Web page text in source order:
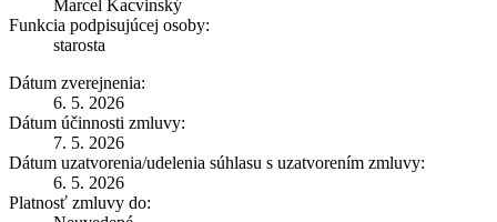
Marcel Kacvinský
Funkcia podpisujúcej osoby:
starosta
Dátum zverejnenia:
6. 5. 2026
Dátum účinnosti zmluvy:
7. 5. 2026
Dátum uzatvorenia/udelenia súhlasu s uzatvorením zmluvy:
6. 5. 2026
Platnosť zmluvy do: